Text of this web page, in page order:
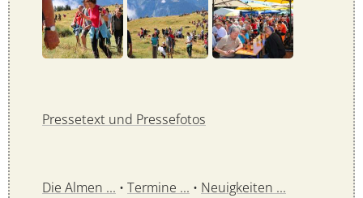
Pressetext und Pressefotos
Die Almen ... • Termine ... • Neuigkeiten ...